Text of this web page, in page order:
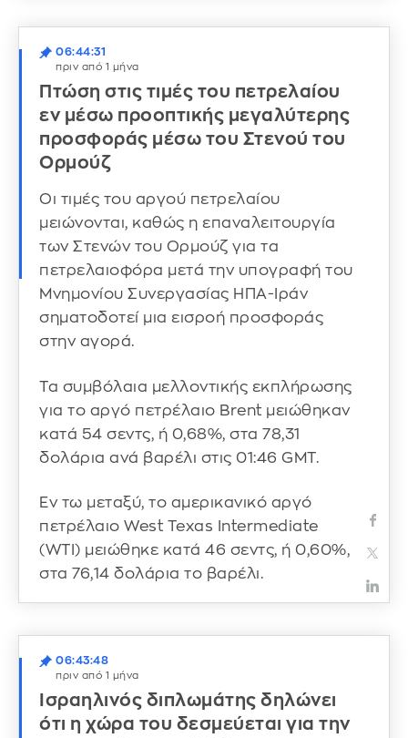
06:44:31
πριν από 1 μήνα
Πτώση στις τιμές του πετρελαίου
εν μέσω προοπτικής μεγαλύτερης
προσφοράς μέσω του Στενού του
Ορμούζ
Οι τιμές του αργού πετρελαίου
μειώνονται, καθώς η επαναλειτουργία
των Στενών του Ορμούζ για τα
πετρελαιοφόρα μετά την υπογραφή του
Μνημονίου Συνεργασίας ΗΠΑ-Ιράν
σηματοδοτεί μια εισροή προσφοράς
στην αγορά.
Τα συμβόλαια μελλοντικής εκπλήρωσης
για το αργό πετρέλαιο Brent μειώθηκαν
κατά 54 σεντς, ή 0,68%, στα 78,31
δολάρια ανά βαρέλι στις 01:46 GMT.
Εν τω μεταξύ, το αμερικανικό αργό
πετρέλαιο West Texas Intermediate
(WTI) μειώθηκε κατά 46 σεντς, ή 0,60%,
στα 76,14 δολάρια το βαρέλι.
06:43:48
πριν από 1 μήνα
Ισραηλινός διπλωμάτης δηλώνει
ότι η χώρα του δεσμεύεται για την